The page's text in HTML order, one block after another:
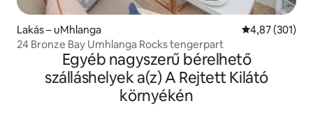
Lakás – uMhlanga Átlagos
4,87 (301)
24 Bronze Bay Umhlanga Rocks tengerpart
Egyéb nagyszerű bérelhető
szálláshelyek a(z) A Rejtett Kilátó
környékén